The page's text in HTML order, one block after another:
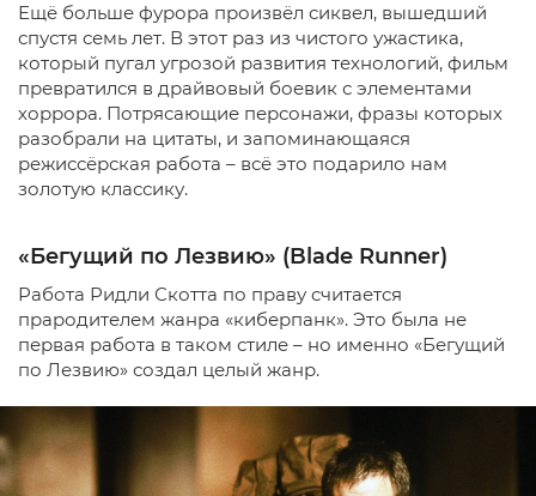
Ещё больше фурора произвёл сиквел, вышедший
спустя семь лет. В этот раз из чистого ужастика,
который пугал угрозой развития технологий, фильм
превратился в драйвовый боевик с элементами
хоррора. Потрясающие персонажи, фразы которых
разобрали на цитаты, и запоминающаяся
режиссёрская работа – всё это подарило нам
золотую классику.
«Бегущий по Лезвию» (Blade Runner)
Работа Ридли Скотта по праву считается
прародителем жанра «киберпанк». Это была не
первая работа в таком стиле – но именно «Бегущий
по Лезвию» создал целый жанр.